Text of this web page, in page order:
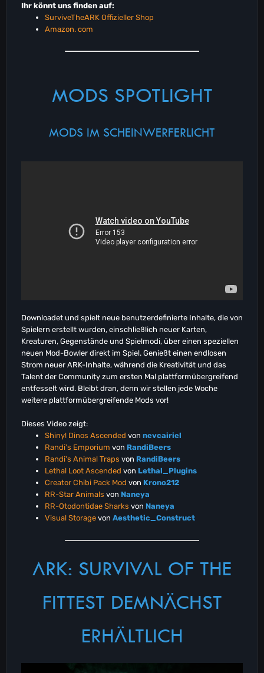
Ihr könnt uns finden auf:
SurviveTheARK Offizieller Shop
Amazon. com
MODS SPOTLIGHT
MODS IM SCHEINWERFERLICHT
Downloadet und spielt neue benutzerdefinierte Inhalte, die von
Spielern erstellt wurden, einschließlich neuer Karten,
Kreaturen, Gegenstände und Spielmodi, über einen speziellen
neuen Mod-Bowler direkt im Spiel. Genießt einen endlosen
Strom neuer ARK-Inhalte, während die Kreativität und das
Talent der Community zum ersten Mal plattformübergreifend
entfesselt wird. Bleibt dran, denn wir stellen jede Woche
weitere plattformübergreifende Mods vor!
Dieses Video zeigt:
Shiny! Dinos Ascended von nevcairiel
Randi's Emporium von RandiBeers
Randi's Animal Traps von RandiBeers
Lethal Loot Ascended von Lethal_Plugins
Creator Chibi Pack Mod von Krono212
RR-Star Animals von Naneya
RR-Otodontidae Sharks von Naneya
Visual Storage von Aesthetic_Construct
ARK: SURVIVAL OF THE
FITTEST DEMNÄCHST
ERHÄLTLICH